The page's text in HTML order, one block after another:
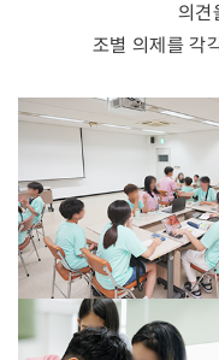
의견
조별 의제를 각